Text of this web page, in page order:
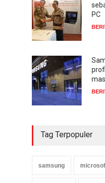
PC
Tag Terpopuler
samsung